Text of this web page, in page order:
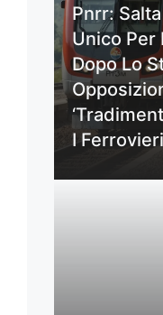
Pnrr:
Unico Per
Dopo Lo
I